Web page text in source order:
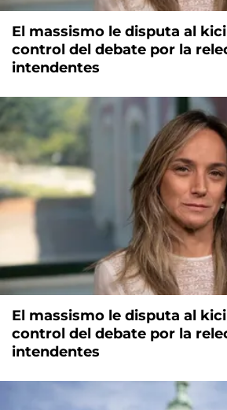
El massismo le disputa al
control del debate por la
intendentes
El massismo le disputa al
control del debate por la
intendentes